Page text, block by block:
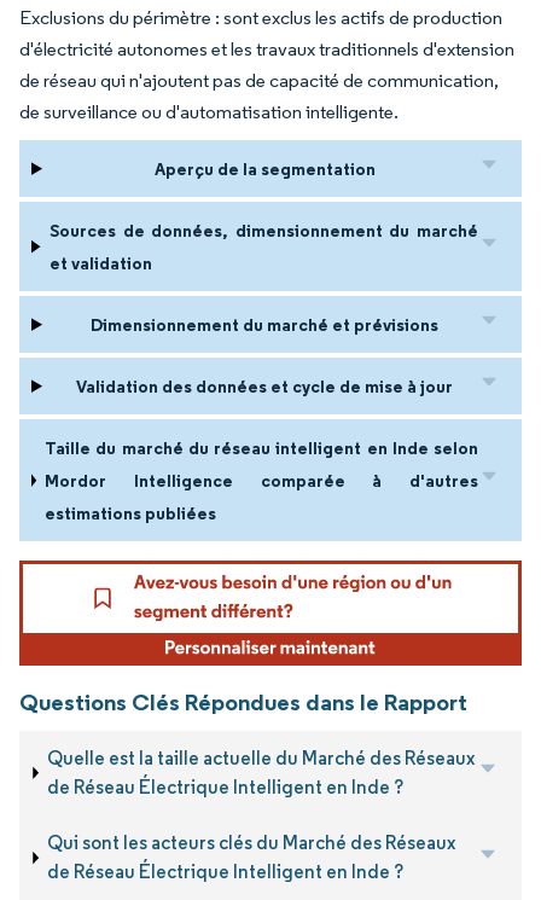
Exclusions du périmètre : sont exclus les actifs de production
d'électricité autonomes et les travaux traditionnels d'extension
de réseau qui n'ajoutent pas de capacité de communication,
de surveillance ou d'automatisation intelligente.
Aperçu de la segmentation
Sources de données, dimensionnement du marché
et validation
Dimensionnement du marché et prévisions
Validation des données et cycle de mise à jour
Taille du marché du réseau intelligent en Inde selon
Mordor Intelligence comparée à d'autres
estimations publiées
Questions Clés Répondues dans le Rapport
Quelle est la taille actuelle du Marché des Réseaux
de Réseau Électrique Intelligent en Inde ?
Qui sont les acteurs clés du Marché des Réseaux
de Réseau Électrique Intelligent en Inde ?